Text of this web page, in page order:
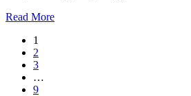
Read More
1
2
3
…
9